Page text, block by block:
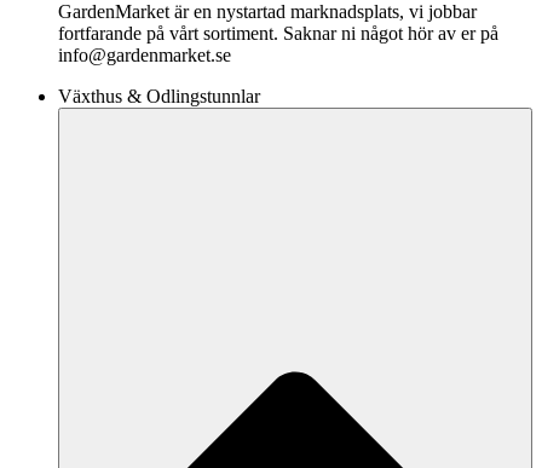
GardenMarket är en nystartad marknadsplats, vi jobbar
fortfarande på vårt sortiment. Saknar ni något hör av er på
info@gardenmarket.se
Växthus & Odlingstunnlar